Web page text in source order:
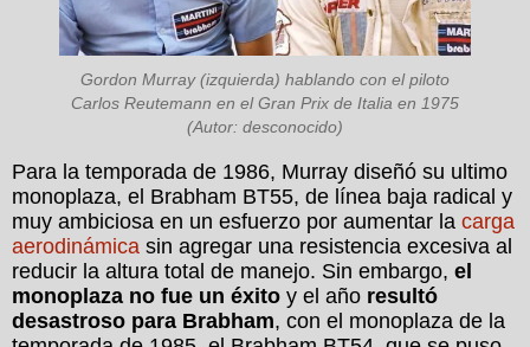
Gordon Murray (izquierda) hablando con el piloto
Carlos Reutemann en el Gran Prix de Italia en 1975
(Autor: desconocido)
Para la temporada de 1986, Murray diseñó su ultimo
monoplaza, el Brabham BT55, de línea baja radical y
muy ambiciosa en un esfuerzo por aumentar la carga
aerodinámica sin agregar una resistencia excesiva al
reducir la altura total de manejo. Sin embargo, el
monoplaza no fue un éxito y el año resultó
desastroso para Brabham, con el monoplaza de la